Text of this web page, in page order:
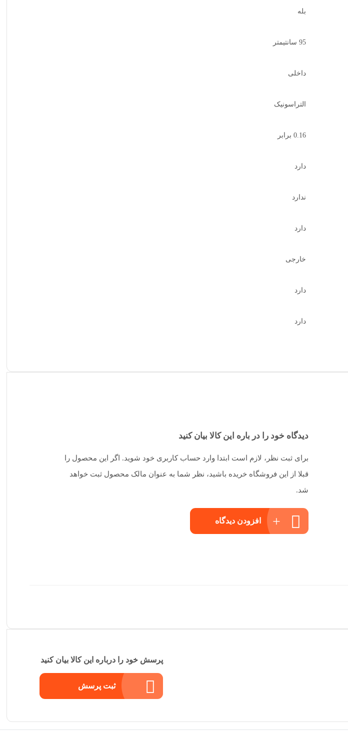
بله
95 سانتیمتر
داخلی
التراسونیک
0.16 برابر
دارد
ندارد
دارد
خارجی
دارد
دارد
دیدگاه خود را در باره این کالا بیان کنید
برای ثبت نظر، لازم است ابتدا وارد حساب کاربری خود شوید. اگر این محصول را
قبلا از این فروشگاه خریده باشید، نظر شما به عنوان مالک محصول ثبت خواهد
شد.
افزودن دیدگاه
پرسش خود را درباره این کالا بیان کنید
ثبت پرسش